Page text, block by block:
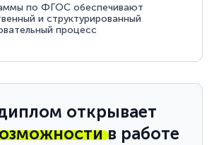
по ФГОС обеспечивают
и структурированный
процесс
открывает
в работе